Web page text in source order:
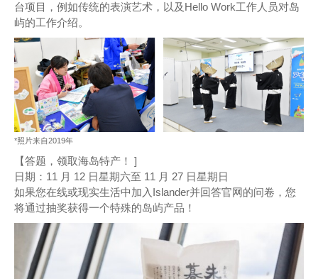
台项目，例如传统的表演艺术，以及Hello Work工作人员对岛
屿的工作介绍。
*照片来自2019年
【答题，领取海岛特产！ ]
日期：11 月 12 日星期六至 11 月 27 日星期日
如果您在线或现实生活中加入Islander并回答官网的问卷，您
将通过抽奖获得一个特殊的岛屿产品！